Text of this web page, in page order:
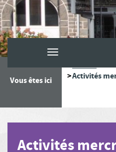
Vous êtes ici
Accueil
Activités
Activités